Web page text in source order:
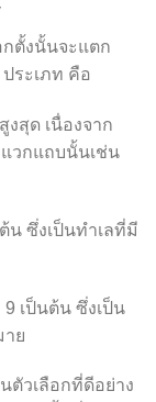
กตั้งนั้นจะแตก
ระเภท คือ
งสุด เนื่องจาก
แวกแถบนั้นเช่น
น ซึ่งเป็นทำเลที่มี
เป็นต้น ซึ่งเป็น
าย
ตัวเลือกที่ดีอย่าง